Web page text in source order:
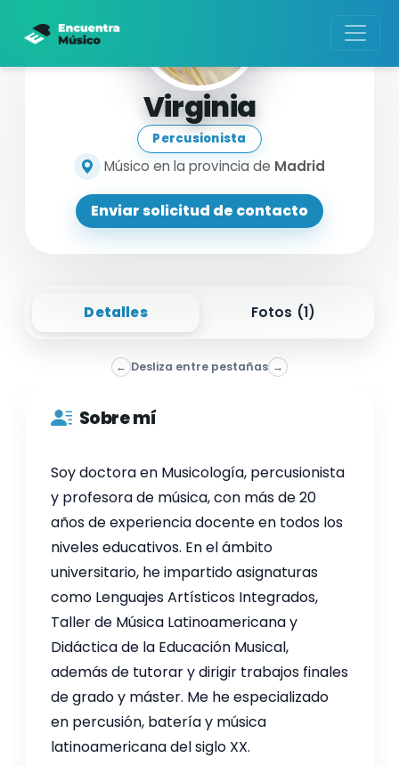
Virginia
Percusionista
Músico en la provincia de Madrid
Enviar solicitud de contacto
Detalles Fotos (1)
← Desliza entre pestañas →
Sobre mí
Soy doctora en Musicología, percusionista
y profesora de música, con más de 20
años de experiencia docente en todos los
niveles educativos. En el ámbito
universitario, he impartido asignaturas
como Lenguajes Artísticos Integrados,
Taller de Música Latinoamericana y
Didáctica de la Educación Musical,
además de tutorar y dirigir trabajos finales
de grado y máster. Me he especializado
en percusión, batería y música
latinoamericana del siglo XX.